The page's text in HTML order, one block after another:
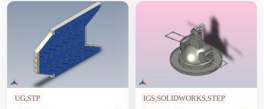
UG,STP IGS,SOLIDWORKS,STEP